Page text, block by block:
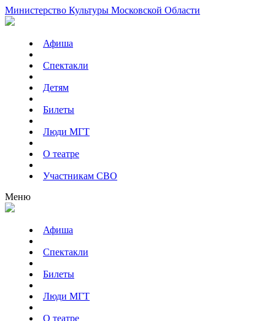
Министерство Культуры Московской Области
Афиша
Спектакли
Детям
Билеты
Люди МГТ
О театре
Участникам СВО
Меню
Афиша
Спектакли
Билеты
Люди МГТ
О театре